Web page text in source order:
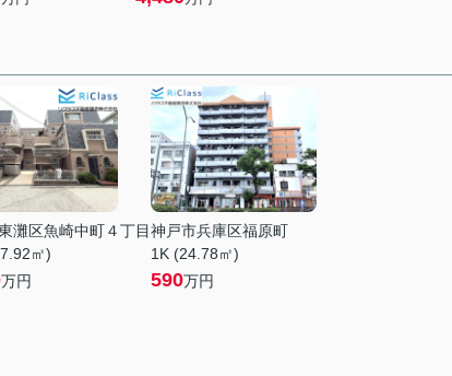
灘区魚崎中町４丁目
㎡)
万円
神戸市兵庫区福原町
1K (24.78㎡)
590万円